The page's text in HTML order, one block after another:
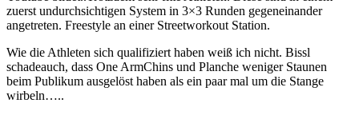
zuerst undurchsichtigen System in 3×3 Runden gegeneinander
angetreten. Freestyle an einer Streetworkout Station.
Wie die Athleten sich qualifiziert haben weiß ich nicht. Bissl
schadeauch, dass One ArmChins und Planche weniger Staunen
beim Publikum ausgelöst haben als ein paar mal um die Stange
wirbeln…..